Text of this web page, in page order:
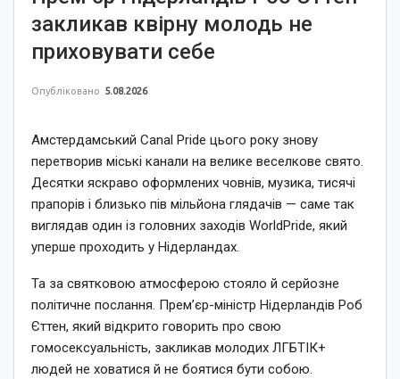
закликав квірну молодь не
приховувати себе
Опубліковано 5.08.2026
Амстердамський Canal Pride цього року знову
перетворив міські канали на велике веселкове свято.
Десятки яскраво оформлених човнів, музика, тисячі
прапорів і близько пів мільйона глядачів — саме так
виглядав один із головних заходів WorldPride, який
уперше проходить у Нідерландах.
Та за святковою атмосферою стояло й серйозне
політичне послання. Прем’єр-міністр Нідерландів Роб
Єттен, який відкрито говорить про свою
гомосексуальність, закликав молодих ЛГБТІК+
людей не ховатися й не боятися бути собою.